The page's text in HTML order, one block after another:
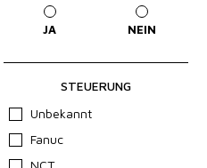
JA NEIN
STEUERUNG
Unbekannt
Fanuc
NCT